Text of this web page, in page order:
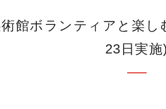
23日実施)